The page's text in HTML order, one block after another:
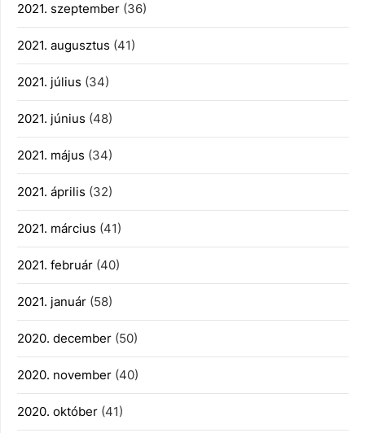
2021. szeptember (36)
2021. augusztus (41)
2021. július (34)
2021. június (48)
2021. május (34)
2021. április (32)
2021. március (41)
2021. február (40)
2021. január (58)
2020. december (50)
2020. november (40)
2020. október (41)